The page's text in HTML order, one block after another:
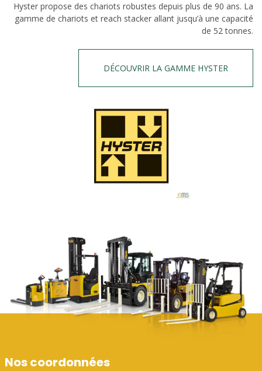
Hyster propose des chariots robustes depuis plus de 90 ans. La
gamme de chariots et reach stacker allant jusqu’à une capacité
de 52 tonnes.
DÉCOUVRIR LA GAMME HYSTER
Nos coordonnées